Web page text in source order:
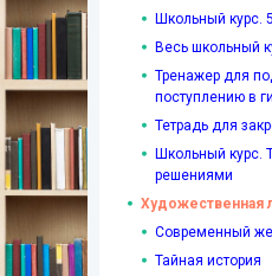
Школьный курс.
Весь школьный
Тренажер для
поступлению в
Тетрадь для
Школьный курс.
решениями
Художественная
Современный
Тайная история